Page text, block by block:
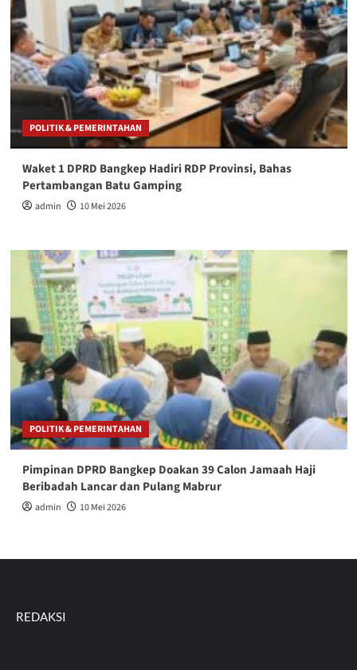
POLITIK & PEMERINTAHAN
Waket 1 DPRD Bangkep Hadiri RDP Provinsi, Bahas
Pertambangan Batu Gamping
admin 10 Mei 2026
POLITIK & PEMERINTAHAN
Pimpinan DPRD Bangkep Doakan 39 Calon Jamaah Haji
Beribadah Lancar dan Pulang Mabrur
admin 10 Mei 2026
REDAKSI